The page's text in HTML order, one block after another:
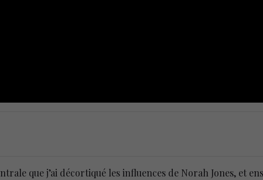
que j’ai décortiqué les influences de Norah Jones, et